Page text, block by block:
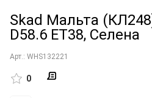
Skad Мальта
D58.6 ET38, Селена
Арт.: WHS132221
0